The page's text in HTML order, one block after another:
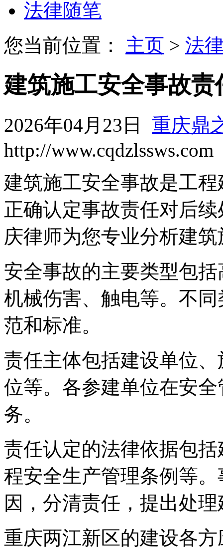
法律随笔
您当前位置： 主页 > 法
建筑施工安全事故
2026年04月23日 重庆鼎
http://www.cqdzlssws.com
建筑施工安全事故是工
正确认定事故责任对后
庆律师为您专业分析建
安全事故的主要类型包
机械伤害、触电等。不
范和标准。
责任主体包括建设单位
位等。各参建单位在安
务。
责任认定的法律依据包
程安全生产管理条例等
因，分清责任，提出处
重庆两江新区的建设各